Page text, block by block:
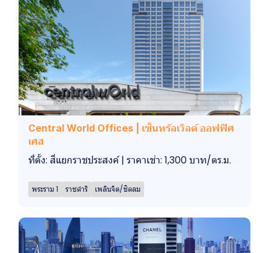
Central World Offices | เซ็นทรัลเวิลด์ ออฟฟิศ
เศส
ที่ตั้ง: สี่แยกราชประสงค์ | ราคาเช่า: 1,300 บาท/ตร.ม.
พระราม 1 ราชดำริ เพลินจิต/ชิดลม